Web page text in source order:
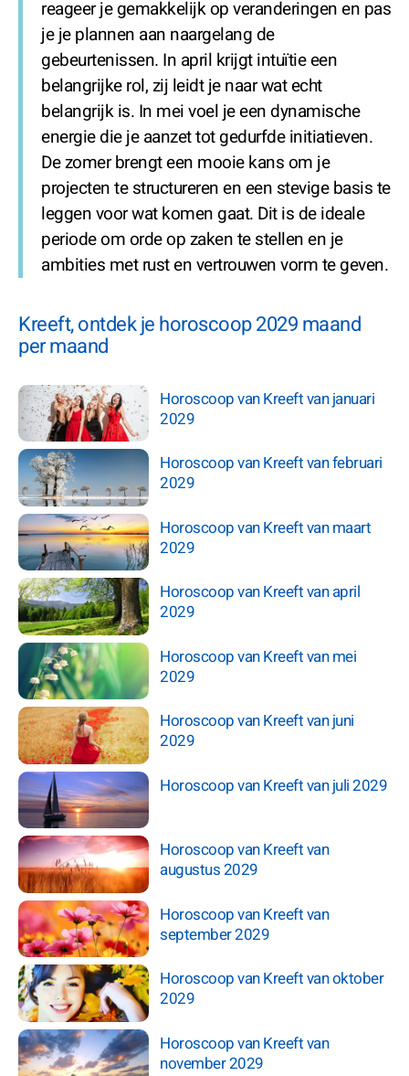
reageer je gemakkelijk op veranderingen en pas
je je plannen aan naargelang de
gebeurtenissen. In april krijgt intuïtie een
belangrijke rol, zij leidt je naar wat echt
belangrijk is. In mei voel je een dynamische
energie die je aanzet tot gedurfde initiatieven.
De zomer brengt een mooie kans om je
projecten te structureren en een stevige basis te
leggen voor wat komen gaat. Dit is de ideale
periode om orde op zaken te stellen en je
ambities met rust en vertrouwen vorm te geven.
Kreeft, ontdek je horoscoop 2029 maand
per maand
Horoscoop van Kreeft van januari
2029
Horoscoop van Kreeft van februari
2029
Horoscoop van Kreeft van maart
2029
Horoscoop van Kreeft van april
2029
Horoscoop van Kreeft van mei
2029
Horoscoop van Kreeft van juni
2029
Horoscoop van Kreeft van juli 2029
Horoscoop van Kreeft van
augustus 2029
Horoscoop van Kreeft van
september 2029
Horoscoop van Kreeft van oktober
2029
Horoscoop van Kreeft van
november 2029